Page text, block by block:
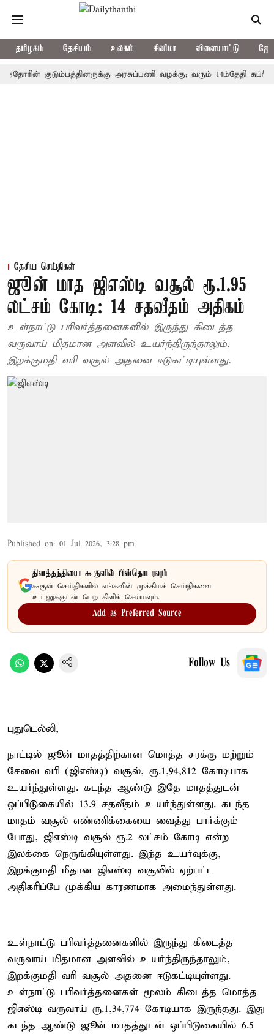
தமிழகம் தேசியம் உலகம் சினிமா விளையாட்டு
குடும்பத்தினருக்கு அரசுப்பணி வழக்கு; வரும் 14ம்தேதி
தேசிய செய்திகள்
ஜூன் மாத ஜிஎஸ்டி வசூல் ரூ.1.95
லட்சம் கோடி: 14 சதவீதம் அதிகம்
உள்நாட்டு பரிவர்த்தனைகளில் இருந்து கிடைத்த
வருவாய் மிதமான அளவில் உயர்ந்திருந்தாலும்,
இறக்குமதி வரி வசூல் அதனை ஈடுகட்டியுள்ளது.
Published on: 01 Jul 2026, 3:28 pm
தினத்தந்தியை கூகுளில் பின்தொடரவும்
கூகுள் செய்திகளில் எங்களின் முக்கியச் செய்திகளை
உடனுக்குடன் பெற கிளிக் செய்யவும்.
Add as Preferred Source
Follow Us
புதுடெல்லி,
நாட்டில் ஜூன் மாதத்திற்கான மொத்த சரக்கு மற்றும்
சேவை வரி (ஜிஎஸ்டி) வசூல், ரூ.1,94,812 கோடியாக
உயர்ந்துள்ளது. கடந்த ஆண்டு இதே மாதத்துடன்
ஒப்பிடுகையில் 13.9 சதவீதம் உயர்ந்துள்ளது. கடந்த
மாதம் வசூல் எண்ணிக்கையை வைத்து பார்க்கும்
போது, ஜிஎஸ்டி வசூல் ரூ.2 லட்சம் கோடி என்ற
இலக்கை நெருங்கியுள்ளது. இந்த உயர்வுக்கு,
இறக்குமதி மீதான ஜிஎஸ்டி வசூலில் ஏற்பட்ட
அதிகரிப்பே முக்கிய காரணமாக அமைந்துள்ளது.
உள்நாட்டு பரிவர்த்தனைகளில் இருந்து கிடைத்த
வருவாய் மிதமான அளவில் உயர்ந்திருந்தாலும்,
இறக்குமதி வரி வசூல் அதனை ஈடுகட்டியுள்ளது.
உள்நாட்டு பரிவர்த்தனைகள் மூலம் கிடைத்த மொத்த
ஜிஎஸ்டி வருவாய் ரூ.1,34,774 கோடியாக இருந்தது. இது
கடந்த ஆண்டு ஜூன் மாதத்துடன் ஒப்பிடுகையில் 6.5